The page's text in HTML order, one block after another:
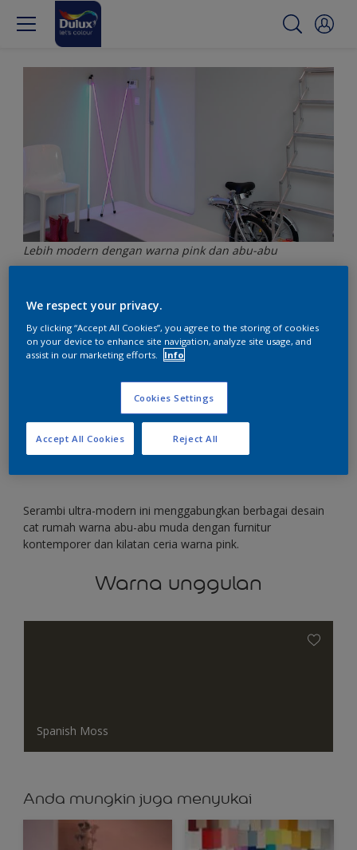
Lebih modern dengan warna pink dan abu-abu
Futuristik dengan warna
pink dan abu-abu muda
Abu-abu muda mendapat tampilan lebih modern
dengan aksen pink.
Serambi ultra-modern ini menggabungkan berbagai desain
cat rumah warna abu-abu muda dengan furnitur
kontemporer dan kilatan ceria warna pink.
Warna unggulan
Spanish Moss
Anda mungkin juga menyukai
We respect your privacy.
By clicking “Accept All Cookies”, you agree to the storing of cookies
on your device to enhance site navigation, analyze site usage, and
assist in our marketing efforts.
Info
Cookies Settings
Reject All
Accept All Cookies